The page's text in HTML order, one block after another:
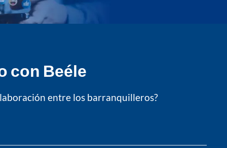
con Beéle
entre los barranquilleros?